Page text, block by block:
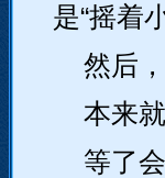
是“摇着
然后
本来
等了